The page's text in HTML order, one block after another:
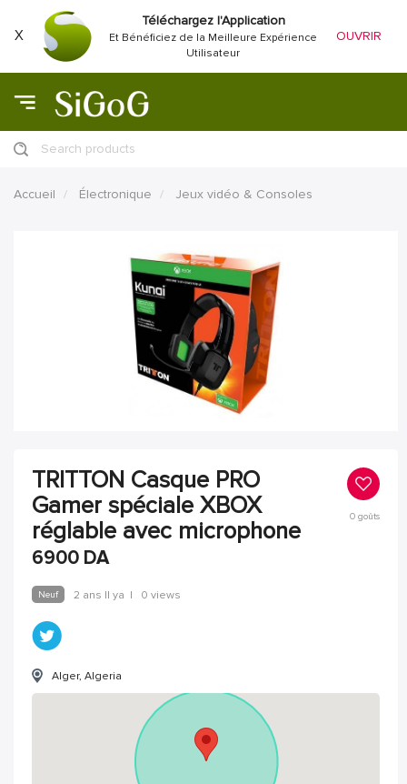
X
Téléchargez l'Application
Et Bénéficiez de la Meilleure Expérience
Utilisateur
OUVRIR
Search products
Accueil Électronique Jeux vidéo & Consoles
TRITTON Casque PRO
Gamer spéciale XBOX
réglable avec microphone
6900 DA
0goûts
Neuf 2 ans Il ya | 0 views
Alger, Algeria